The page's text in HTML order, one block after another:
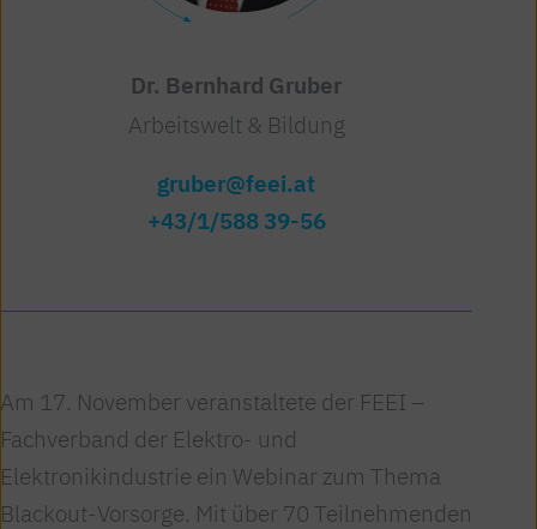
Dr. Bernhard Gruber
Arbeitswelt & Bildung
gruber@feei.at
+43/1/588 39-56
Am 17. November veranstaltete der FEEI –
Fachverband der Elektro- und
Elektronikindustrie ein Webinar zum Thema
Blackout-Vorsorge. Mit über 70 Teilnehmenden